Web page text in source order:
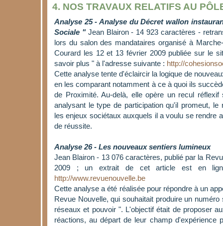
4. NOS TRAVAUX RELATIFS AU
Analyse 25 - Analyse du Décret wallon
Sociale " Jean Blairon - 14 923 caractères -
lors du salon des mandataires organisé à
Courard les 12 et 13 février 2009 publiée sur le
savoir plus " à l'adresse suivante : http://
Cette analyse tente d'éclaircir la logique de
en les comparant notamment à ce à quoi ils
de Proximité. Au-delà, elle opère un recul
analysant le type de participation qu'il promeut, le
les enjeux sociétaux auxquels il a voulu se rendre
de réussite.
Analyse 26 - Les nouveaux sentiers lumineux
Jean Blairon - 13 076 caractères, publié par la
2009 ; un extrait de cet article est en
http://www.revuenouvelle.be
Cette analyse a été réalisée pour répondre à un
Revue Nouvelle, qui souhaitait produire un
réseaux et pouvoir ". L'objectif était de proposer
réactions, au départ de leur champ d'expérience